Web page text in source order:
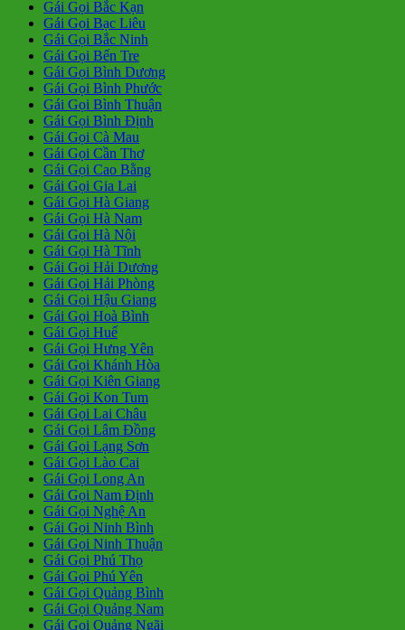
Gái Gọi Bắc Kạn
Gái Gọi Bạc Liêu
Gái Gọi Bắc Ninh
Gái Gọi Bến Tre
Gái Gọi Bình Dương
Gái Gọi Bình Phước
Gái Gọi Bình Thuận
Gái Gọi Bình Định
Gái Gọi Cà Mau
Gái Gọi Cần Thơ
Gái Gọi Cao Bằng
Gái Gọi Gia Lai
Gái Gọi Hà Giang
Gái Gọi Hà Nam
Gái Gọi Hà Nội
Gái Gọi Hà Tĩnh
Gái Gọi Hải Dương
Gái Gọi Hải Phòng
Gái Gọi Hậu Giang
Gái Gọi Hoà Bình
Gái Gọi Huế
Gái Gọi Hưng Yên
Gái Gọi Khánh Hòa
Gái Gọi Kiên Giang
Gái Gọi Kon Tum
Gái Gọi Lai Châu
Gái Gọi Lâm Đồng
Gái Gọi Lạng Sơn
Gái Gọi Lào Cai
Gái Gọi Long An
Gái Gọi Nam Định
Gái Gọi Nghệ An
Gái Gọi Ninh Bình
Gái Gọi Ninh Thuận
Gái Gọi Phú Thọ
Gái Gọi Phú Yên
Gái Gọi Quảng Bình
Gái Gọi Quảng Nam
Gái Gọi Quảng Ngãi